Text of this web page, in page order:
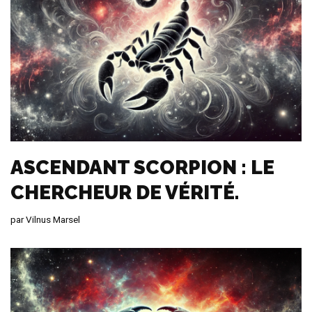
ASCENDANT SCORPION : LE
CHERCHEUR DE VÉRITÉ.
parVilnus Marsel